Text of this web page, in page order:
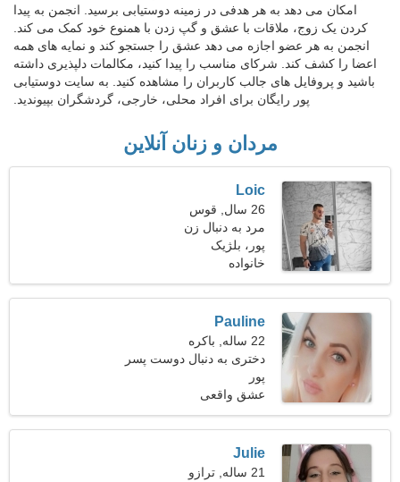
امکان می دهد به هر هدفی در زمینه دوستیابی برسید. انجمن به پیدا
کردن یک زوج، ملاقات با عشق و گپ زدن با همنوع خود کمک می کند.
انجمن به هر عضو اجازه می دهد عشق را جستجو کند و نمایه های همه
اعضا را کشف کند. شرکای مناسب را پیدا کنید، مکالمات دلپذیری داشته
باشید و پروفایل های جالب کاربران را مشاهده کنید. به سایت دوستیابی
پور رایگان برای افراد محلی، خارجی، گردشگران بپیوندید.
مردان و زنان آنلاین
Loic
26 سال, قوس
مرد به دنبال زن
پور، بلژیک
خانواده
Pauline
22 ساله, باکره
دختری به دنبال دوست پسر
24-34
پور
عشق واقعی
Julie
21 ساله, ترازو